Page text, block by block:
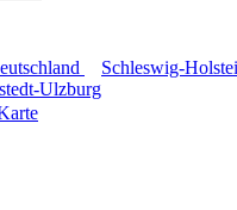
Schleswig-
Ulzburg